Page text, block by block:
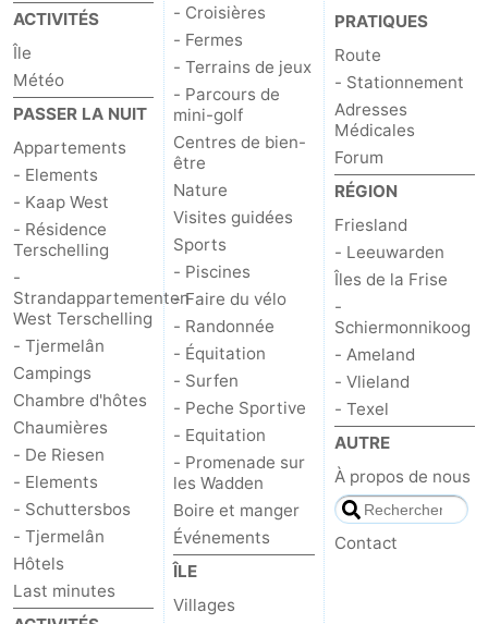
sur
les
Wadden
des
phoques
Boire
et
manger
Événements
Pratiques
Forum
Route
Stationnement
Saut
des
Wadden
Adresses
Médicales
Région
Friesland
-
Leeuwarden
Îles
de
-
ACTIVITÉS
Île
Météo
PASSER LA NUIT
Appartements
- Elements
- Kaap West
- Résidence
Terschelling
-
Strandappartementen
West Terschelling
- Tjermelân
Campings
Chambre d'hôtes
Chaumières
- De Riesen
- Elements
- Schuttersbos
- Tjermelân
Hôtels
Last minutes
- Croisières
- Fermes
- Terrains de jeux
- Parcours de
mini-golf
Centres de bien-
être
Nature
Visites guidées
Sports
- Piscines
- Faire du vélo
- Randonnée
- Équitation
- Surfen
- Peche Sportive
- Equitation
- Promenade sur
les Wadden
Boire et manger
Événements
ÎLE
Villages
PRATIQUES
Route
- Stationnement
Adresses
Médicales
Forum
RÉGION
Friesland
- Leeuwarden
Îles de la Frise
-
Schiermonnikoog
- Ameland
- Vlieland
- Texel
AUTRE
À propos de nous
Contact